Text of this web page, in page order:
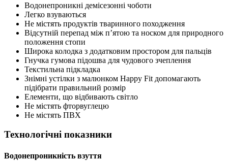
Водонепроникні демісезонні чоботи
Легко взуваються
Не містять продуктів тваринного походження
Відсутній перепад між п’ятою та носком для природного
положення стопи
Широка колодка з додатковим простором для пальців
Гнучка гумова підошва для чудового зчеплення
Текстильна підкладка
Знімні устілки з малюнком Happy Fit допомагають
підібрати правильний розмір
Елементи, що відбивають світло
Не містять фторвуглецю
Не містять ПВХ
Технологічні показники
Водонепроникність взуття